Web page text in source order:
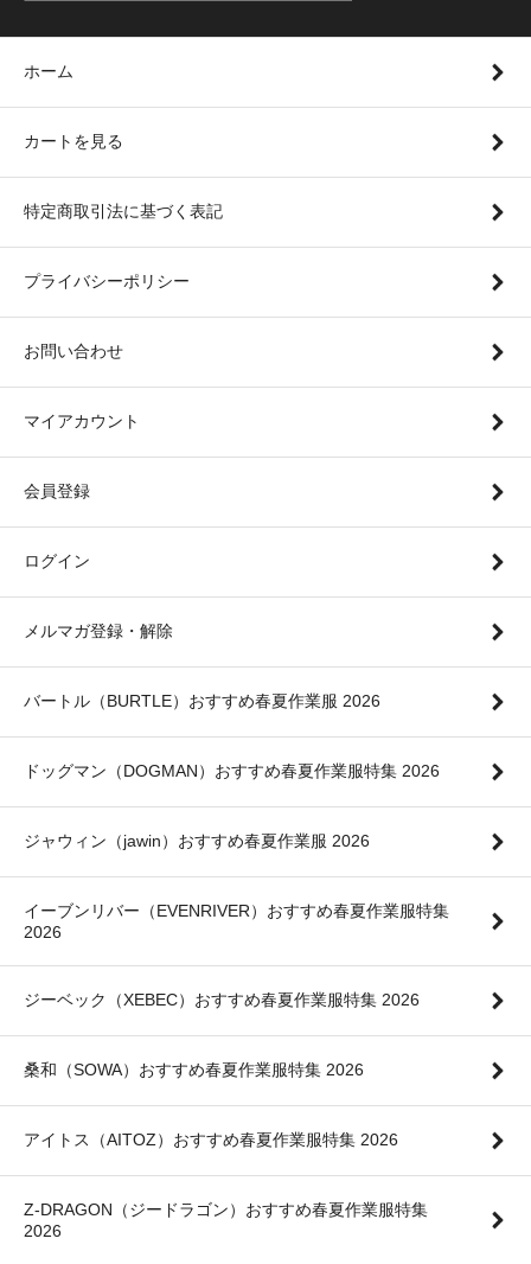
ホーム
カートを見る
特定商取引法に基づく表記
プライバシーポリシー
お問い合わせ
マイアカウント
会員登録
ログイン
メルマガ登録・解除
バートル（BURTLE）おすすめ春夏作業服 2026
ドッグマン（DOGMAN）おすすめ春夏作業服特集 2026
ジャウィン（jawin）おすすめ春夏作業服 2026
イーブンリバー（EVENRIVER）おすすめ春夏作業服特集
2026
ジーベック（XEBEC）おすすめ春夏作業服特集 2026
桑和（SOWA）おすすめ春夏作業服特集 2026
アイトス（AITOZ）おすすめ春夏作業服特集 2026
Z-DRAGON（ジードラゴン）おすすめ春夏作業服特集
2026